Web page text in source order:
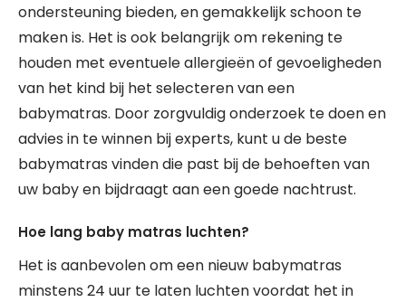
ondersteuning bieden, en gemakkelijk schoon te
maken is. Het is ook belangrijk om rekening te
houden met eventuele allergieën of gevoeligheden
van het kind bij het selecteren van een
babymatras. Door zorgvuldig onderzoek te doen en
advies in te winnen bij experts, kunt u de beste
babymatras vinden die past bij de behoeften van
uw baby en bijdraagt aan een goede nachtrust.
Hoe lang baby matras luchten?
Het is aanbevolen om een nieuw babymatras
minstens 24 uur te laten luchten voordat het in